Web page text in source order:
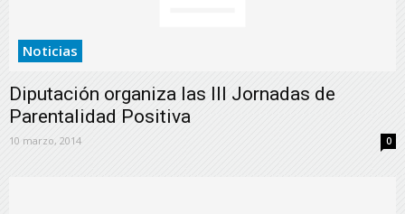
Noticias
Diputación organiza las III Jornadas de
Parentalidad Positiva
10 marzo, 2014 0